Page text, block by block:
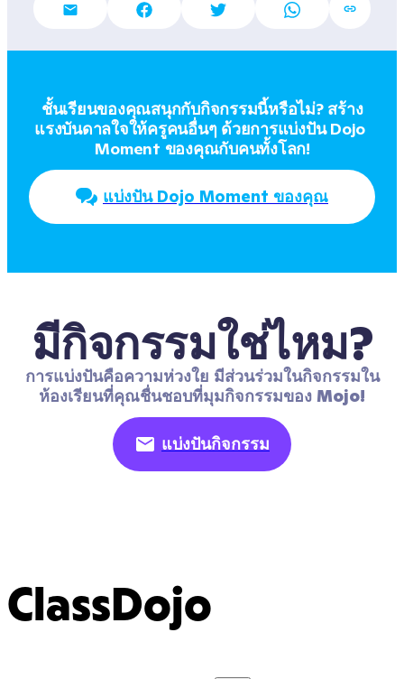
ชั้นเรียนของคุณสนุกกับกิจกรรมนี้หรือไม่? สร้าง
แรงบันดาลใจให้ครูคนอื่นๆ ด้วยการแบ่งปัน Dojo
Moment ของคุณกับคนทั้งโลก!
แบ่งปัน Dojo Moment ของคุณ
มีกิจกรรมใช่ไหม?
การแบ่งปันคือความห่วงใย มีส่วนร่วมในกิจกรรมใน
ห้องเรียนที่คุณชื่นชอบที่มุมกิจกรรมของ Mojo!
แบ่งปันกิจกรรม
ClassDojo